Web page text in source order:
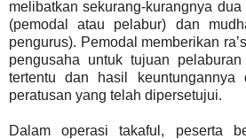
melibatkan sekurang-kurangnya
(pemodal atau pelabur) dan
pengurus). Pemodal memberikan
pengusaha untuk tujuan
tertentu dan hasil keuntungannya
peratusan yang telah dipersetujui.
Dalam operasi takaful, peserta